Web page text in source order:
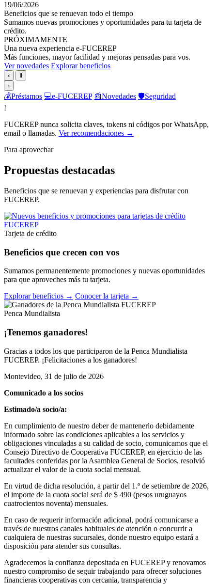
19/06/2026
Beneficios que se renuevan todo el tiempo
Sumamos nuevas promociones y oportunidades para tu tarjeta de
crédito.
PRÓXIMAMENTE
Una nueva experiencia e-FUCEREP
Más funciones, mayor facilidad y mejoras pensadas para vos.
Ver novedades Explorar beneficios
‹
Ⅱ
›
💰Préstamos 💻e-FUCEREP 📰Novedades 🛡️Seguridad
!
FUCEREP nunca solicita claves, tokens ni códigos por WhatsApp,
email o llamadas. Ver recomendaciones →
Para aprovechar
Propuestas destacadas
Beneficios que se renuevan y experiencias para disfrutar con
FUCEREP.
Tarjeta de crédito
Beneficios que crecen con vos
Sumamos permanentemente promociones y nuevas oportunidades
para que aproveches más tu tarjeta.
Explorar beneficios → Conocer la tarjeta →
Penca Mundialista
¡Tenemos ganadores!
Gracias a todos los que participaron de la Penca Mundialista
FUCEREP. ¡Felicitaciones a los ganadores!
Montevideo, 31 de julio de 2026
Comunicado a los socios
Estimado/a socio/a:
En cumplimiento de nuestro deber de mantenerlo debidamente
informado sobre las condiciones aplicables a los servicios y
obligaciones vinculadas a su calidad de socio, comunicamos que el
Consejo Directivo de Cooperativa FUCEREP, en ejercicio de las
facultades conferidas por la Asamblea General de Socios, resolvió
actualizar el valor de la cuota social mensual.
En virtud de dicha resolución, a partir del 1.º de setiembre de 2026,
el importe de la cuota social será de $ 490 (pesos uruguayos
cuatrocientos noventa) mensuales.
En caso de requerir información adicional, podrá comunicarse a
través de nuestros canales habituales de atención o concurrir a
cualquiera de nuestras sucursales, donde nuestro equipo estará a
disposición para atender sus consultas.
Agradecemos la confianza depositada en FUCEREP y renovamos
nuestro compromiso de seguir trabajando para ofrecer soluciones
financieras cooperativas con cercanía, transparencia y